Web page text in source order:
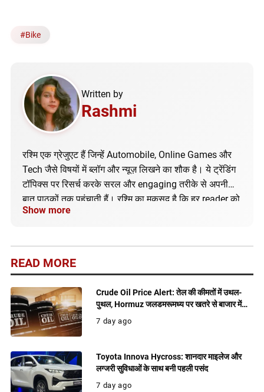
#Bike
Written by
Rashmi
रश्मि एक ग्रेजुएट हैं जिन्हें Automobile, Online Games और
Tech जैसे विषयों में ब्लॉग और न्यूज़ लिखने का शौक है। ये ट्रेंडिंग
टॉपिक्स पर रिसर्च करके सरल और engaging तरीके से अपनी
बात पाठकों तक पहुंचाती हैं। रश्मि का मकसद है कि हर reader को
सही और अपडेटेड जानकारी मिले।
Show more
READ MORE
Crude Oil Price Alert: तेल की कीमतों में उथल-
पुथल, Hormuz जलडमरूमध्य पर खतरे से बाजार में
बढ़ी हलचल
7 day ago
Toyota Innova Hycross: शानदार माइलेज और
लग्जरी सुविधाओं के साथ बनी पहली पसंद
7 day ago